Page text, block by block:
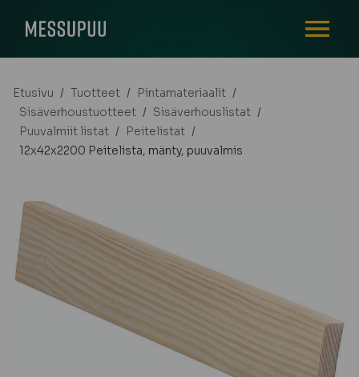
Etusivu / Tuotteet / Pintamateriaalit /
Sisäverhoustuotteet / Sisäverhouslistat /
Puuvalmiit listat / Peitelistat /
12x42x2200 Peitelista, mänty, puuvalmis